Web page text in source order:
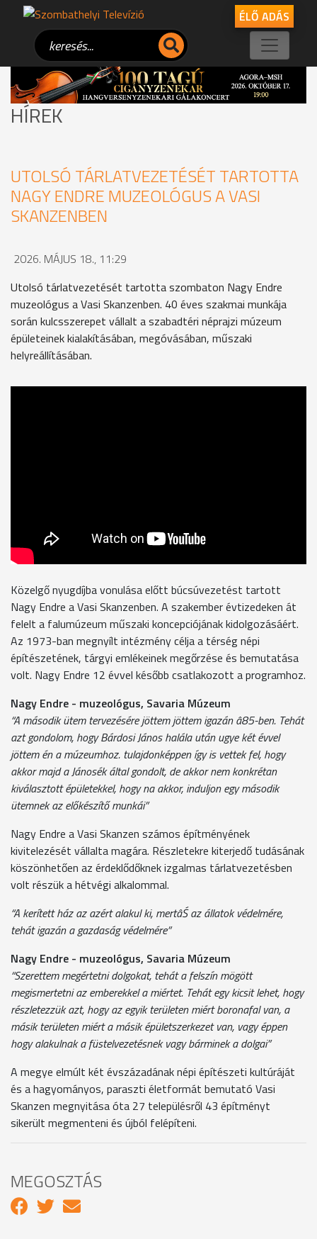
ÉLŐ ADÁS
HÍREK
UTOLSÓ TÁRLATVEZETÉSÉT TARTOTTA
NAGY ENDRE MUZEOLÓGUS A VASI
SKANZENBEN
2026. MÁJUS 18., 11:29
Utolsó tárlatvezetését tartotta szombaton Nagy Endre
muzeológus a Vasi Skanzenben. 40 éves szakmai munkája
során kulcsszerepet vállalt a szabadtéri néprajzi múzeum
épületeinek kialakításában, megóvásában, műszaki
helyreállításában.
Közelgő nyugdíjba vonulása előtt búcsúvezetést tartott
Nagy Endre a Vasi Skanzenben. A szakember évtizedeken át
felelt a falumúzeum műszaki koncepciójának kidolgozásáért.
Az 1973-ban megnyílt intézmény célja a térség népi
építészetének, tárgyi emlékeinek megőrzése és bemutatása
volt. Nagy Endre 12 évvel később csatlakozott a programhoz.
Nagy Endre - muzeológus, Savaria Múzeum
“A második ütem tervezésére jöttem jöttem igazán â85-ben. Tehát
azt gondolom, hogy Bárdosi János halála után ugye két évvel
jöttem én a múzeumhoz. tulajdonképpen így is vettek fel, hogy
akkor majd a Jánosék által gondolt, de akkor nem konkrétan
kiválasztott épületekkel, hogy na akkor, induljon egy második
ütemnek az előkészítő munkái”
Nagy Endre a Vasi Skanzen számos építményének
kivitelezését vállalta magára. Részletekre kiterjedő tudásának
köszönhetően az érdeklődőknek izgalmas tárlatvezetésben
volt részük a hétvégi alkalommal.
“A kerített ház az azért alakul ki, mertâŚ az állatok védelmére,
tehát igazán a gazdaság védelmére”
Nagy Endre - muzeológus, Savaria Múzeum
“Szerettem megértetni dolgokat, tehát a felszín mögött
megismertetni az emberekkel a miértet. Tehát egy kicsit lehet, hogy
részletezzük azt, hogy az egyik területen miért boronafal van, a
másik területen miért a másik épületszerkezet van, vagy éppen
hogy alakulnak a füstelvezetésnek vagy bárminek a dolgai”
A megye elmúlt két évszázadának népi építészeti kultúráját
és a hagyományos, paraszti életformát bemutató Vasi
Skanzen megnyitása óta 27 településről 43 építményt
sikerült megmenteni és újból felépíteni.
MEGOSZTÁS